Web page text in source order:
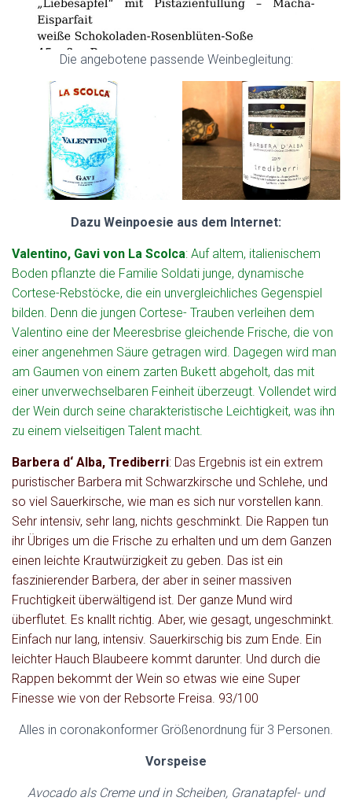
Die angebotene passende Weinbegleitung:
Dazu Weinpoesie aus dem Internet:
Valentino, Gavi von La Scolca: Auf altem, italienischem
Boden pflanzte die Familie Soldati junge, dynamische
Cortese-Rebstöcke, die ein unvergleichliches Gegenspiel
bilden. Denn die jungen Cortese- Trauben verleihen dem
Valentino eine der Meeresbrise gleichende Frische, die von
einer angenehmen Säure getragen wird. Dagegen wird man
am Gaumen von einem zarten Bukett abgeholt, das mit
einer unverwechselbaren Feinheit überzeugt. Vollendet wird
der Wein durch seine charakteristische Leichtigkeit, was ihn
zu einem vielseitigen Talent macht.
Barbera d‘ Alba, Trediberri: Das Ergebnis ist ein extrem
puristischer Barbera mit Schwarzkirsche und Schlehe, und
so viel Sauerkirsche, wie man es sich nur vorstellen kann.
Sehr intensiv, sehr lang, nichts geschminkt. Die Rappen tun
ihr Übriges um die Frische zu erhalten und um dem Ganzen
einen leichte Krautwürzigkeit zu geben. Das ist ein
faszinierender Barbera, der aber in seiner massiven
Fruchtigkeit überwältigend ist. Der ganze Mund wird
überflutet. Es knallt richtig. Aber, wie gesagt, ungeschminkt.
Einfach nur lang, intensiv. Sauerkirschig bis zum Ende. Ein
leichter Hauch Blaubeere kommt darunter. Und durch die
Rappen bekommt der Wein so etwas wie eine Super
Finesse wie von der Rebsorte Freisa. 93/100
Alles in coronakonformer Größenordnung für 3 Personen.
Vorspeise
Avocado als Creme und in Scheiben, Granatapfel- und